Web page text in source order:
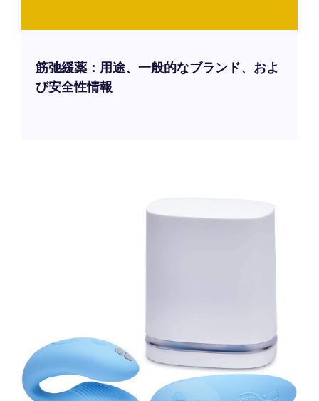
筋弛緩薬：用途、一般的なブランド、およ
び安全性情報